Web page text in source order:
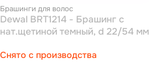
Брашинги для волос
Dewal BRT1214 - Брашинг с
нат.щетиной темный, d 22/54 мм
Снято с производства